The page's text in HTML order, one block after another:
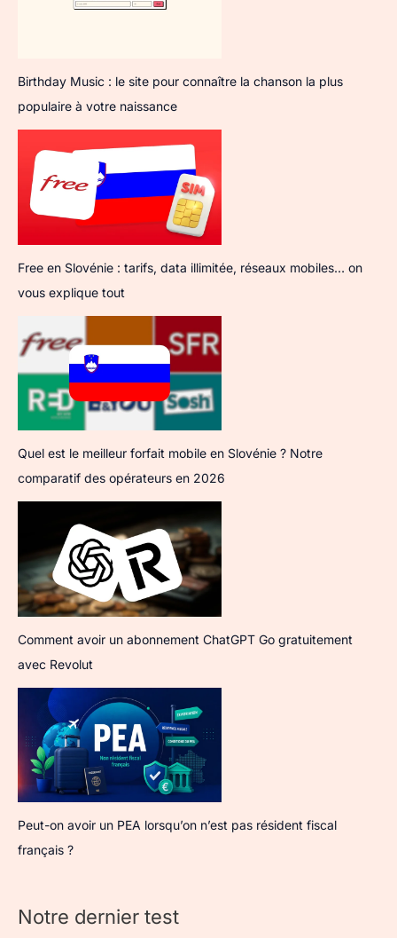
Birthday Music : le site pour connaître la chanson la plus
populaire à votre naissance
Free en Slovénie : tarifs, data illimitée, réseaux mobiles… on
vous explique tout
Quel est le meilleur forfait mobile en Slovénie ? Notre
comparatif des opérateurs en 2026
Comment avoir un abonnement ChatGPT Go gratuitement
avec Revolut
Peut-on avoir un PEA lorsqu’on n’est pas résident fiscal
français ?
Notre dernier test